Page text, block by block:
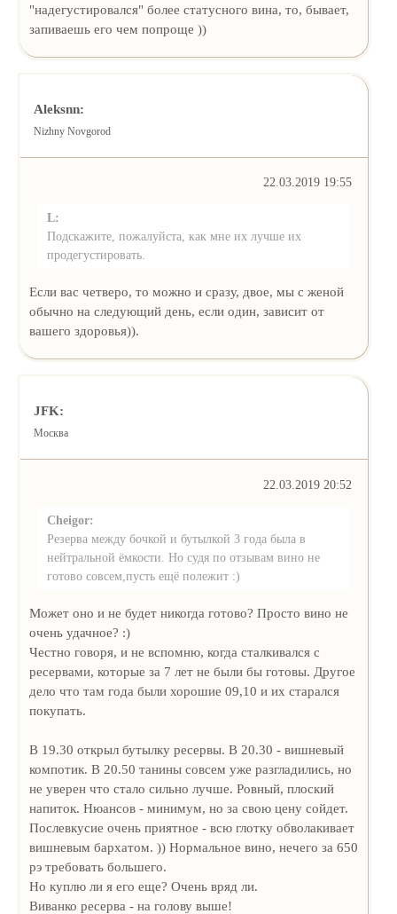
"надегустировался" более статусного вина, то, бывает,
запиваешь его чем попроще ))
Aleksnn:
Nizhny Novgorod
22.03.2019 19:55
L:
Подскажите, пожалуйста, как мне их лучше их
продегустировать.
Если вас четверо, то можно и сразу, двое, мы с женой
обычно на следующий день, если один, зависит от
вашего здоровья)).
JFK:
Москва
22.03.2019 20:52
Cheigor:
Резерва между бочкой и бутылкой 3 года была в
нейтральной ёмкости. Но судя по отзывам вино не
готово совсем,пусть ещё полежит :)
Может оно и не будет никогда готово? Просто вино не
очень удачное? :)
Честно говоря, и не вспомню, когда сталкивался с
ресервами, которые за 7 лет не были бы готовы. Другое
дело что там года были хорошие 09,10 и их старался
покупать.
В 19.30 открыл бутылку ресервы. В 20.30 - вишневый
компотик. В 20.50 танины совсем уже разгладились, но
не уверен что стало сильно лучше. Ровный, плоский
напиток. Нюансов - минимум, но за свою цену сойдет.
Послевкусие очень приятное - всю глотку обволакивает
вишневым бархатом. )) Нормальное вино, нечего за 650
рэ требовать большего.
Но куплю ли я его еще? Очень вряд ли.
Виванко ресерва - на голову выше!